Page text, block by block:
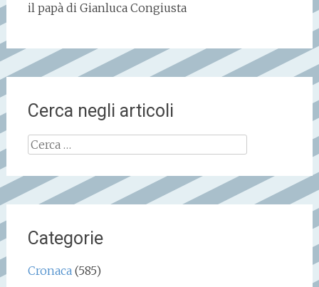
il papà di Gianluca Congiusta
Cerca negli articoli
Ricerca
Categorie
Cronaca(585)